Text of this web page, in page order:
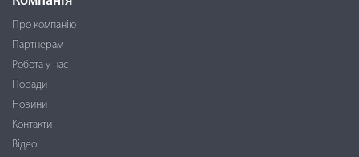
Про компанію
Партнерам
Робота у нас
Поради
Новини
Контакти
Відео